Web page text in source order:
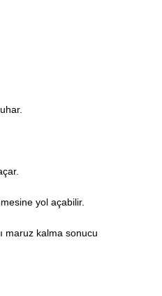
yol açabilir.
maruz kalma sonucu